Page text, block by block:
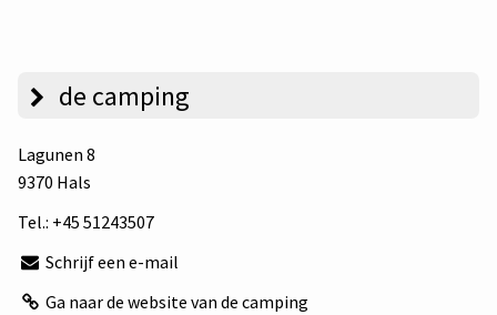
de camping
Lagunen 8
9370 Hals
Tel.: +45 51243507
Schrijf een e-mail
Ga naar de website van de camping